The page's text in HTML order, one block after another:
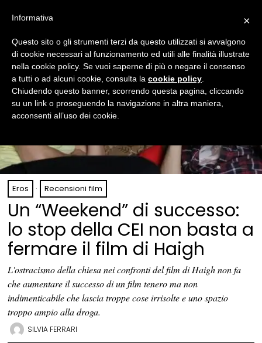
Eros · Recensioni film
Un “Weekend” di successo:
lo stop della CEI non basta a
fermare il film di Haigh
L'ostracismo della chiesa nei confronti del film di Haigh non fa
che aumentare il successo di un film tenero ma non
indimenticabile che lascia troppe cose irrisolte e uno spazio
troppo ampio alla droga.
SILVIA FERRARI
×
Informativa
Questo sito o gli strumenti terzi da questo utilizzati si avvalgono
di cookie necessari al funzionamento ed utili alle finalità illustrate
nella cookie policy. Se vuoi saperne di più o negare il consenso
a tutti o ad alcuni cookie, consulta la cookie policy
Chiudendo questo banner, scorrendo questa pagina, cliccando
su un link o proseguendo la navigazione in altra maniera,
acconsenti all’uso dei cookie.